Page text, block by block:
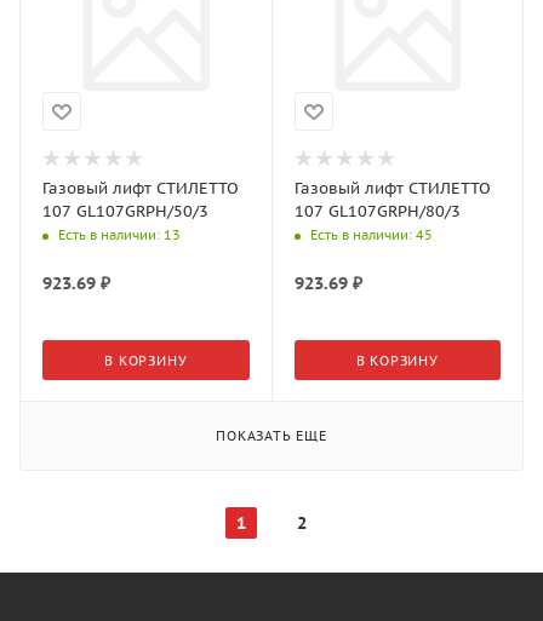
Газовый лифт СТИЛЕТТО
107 GL107GRPH/50/3
Есть в наличии: 13
923.69 ₽
В КОРЗИНУ
Газовый лифт СТИЛЕТТО
107 GL107GRPH/80/3
Есть в наличии: 45
923.69₽
В КОРЗИНУ
ПОКАЗАТЬ ЕЩЕ
1 2